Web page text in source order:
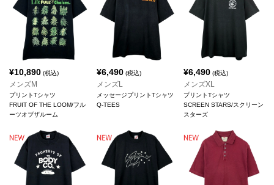
¥10,890 (税込)
メンズM
プリントTシャツ
FRUIT OF THE LOOM/フル
ーツオブザルーム
¥6,490(税込)
メンズL
メッセージプリントTシャツ
Q-TEES
¥6,490 (税込)
メンズXL
プリントTシャツ
SCREEN STARS/スクリーン
スターズ